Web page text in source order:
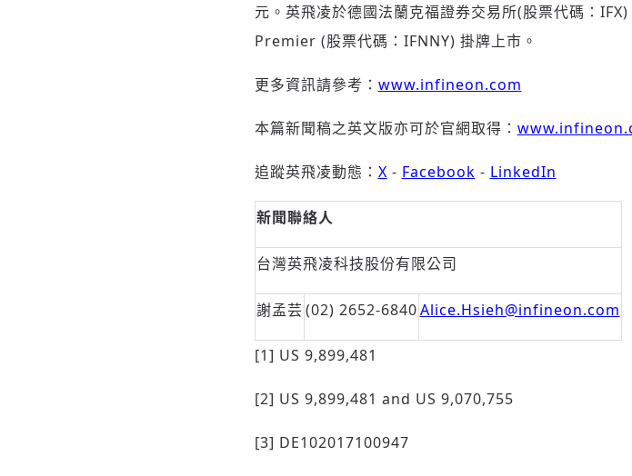
元。英飛凌於德國法蘭克福證券交易所(股票代碼：
Premier (股票代碼：IFNNY) 掛牌上市。
更多資訊請參考： www.infineon.com
本篇新聞稿之英文版亦可於官網取得：
追蹤英飛凌動態： X - Facebook - LinkedIn
新聞聯絡人
台灣英飛凌科技股份有限公司
謝孟芸(02) 2652-6840Alice.Hsieh@infineon.com
[1] US 9,899,481
[2] US 9,899,481 and US 9,070,755
[3] DE102017100947